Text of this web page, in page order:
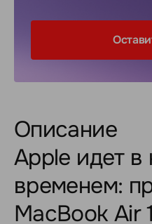
Описание
Apple идет в
временем:
MacBook Air